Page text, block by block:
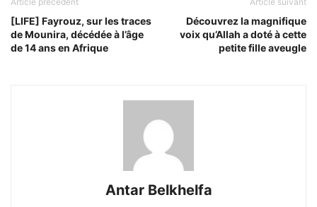
[LIFE] Fayrouz, sur les traces
de Mounira, décédée à l’âge
de 14 ans en Afrique
Découvrez la magnifique
voix qu’Allah a doté à cette
petite fille aveugle
Antar Belkhelfa